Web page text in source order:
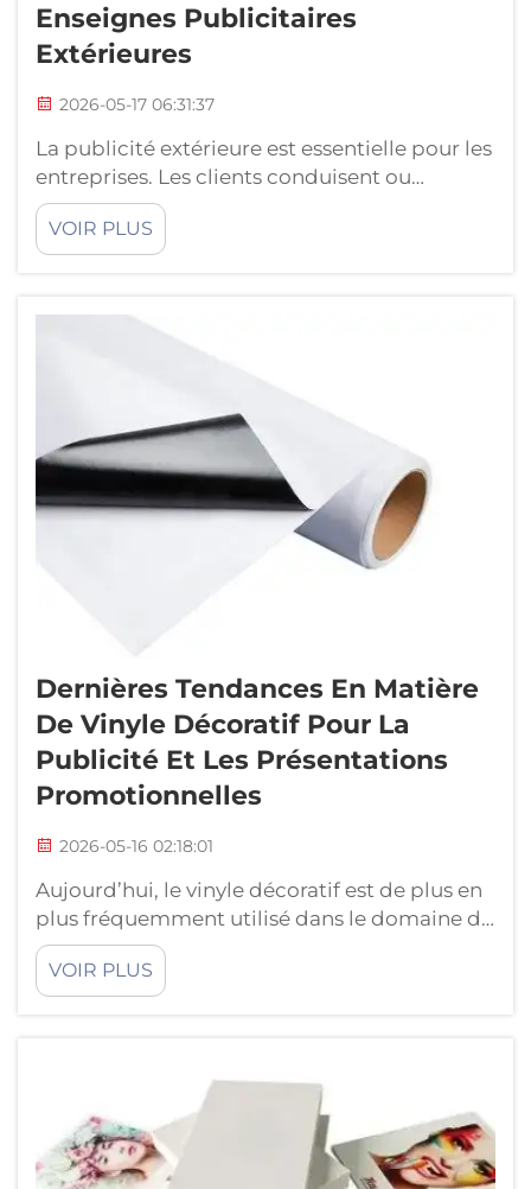
Enseignes Publicitaires
Extérieures
2026-05-17 06:31:37
La publicité extérieure est essentielle pour les
entreprises. Les clients conduisent ou
marchent devant des enseignes en
permanence et ont besoin d’une signalétique
percutante pour capter immédiatement leur
retiendrez l’attention des passants ! Le vinyle
VOIR PLUS
Dernières Tendances En Matière
De Vinyle Décoratif Pour La
Publicité Et Les Présentations
Promotionnelles
2026-05-16 02:18:01
Aujourd’hui, le vinyle décoratif est de plus en
plus fréquemment utilisé dans le domaine de
la publicité et des opérations marketing
promotionnelles. Le vinyle décoratif offre une
manière captivante et innovante de
VOIR PLUS